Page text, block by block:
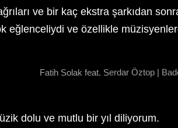
ve bir kaç ekstra şarkıdan
eğlenceliydi ve özellikle
dolu ve mutlu bir yıl diliyorum.